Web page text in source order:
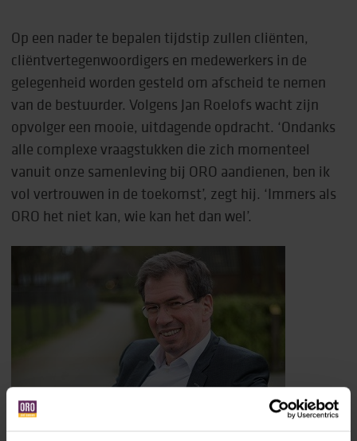
Op een nader te bepalen tijdstip zullen cliënten,
cliëntvertegenwoordigers en medewerkers in de
gelegenheid worden gesteld om afscheid te nemen
van de bestuurder. Volgens Jan Roelofs wacht zijn
opvolger een mooie, uitdagende opdracht. ‘Ondanks
alle complexe vraagstukken die zich momenteel
vanuit onze samenleving bij ORO aandienen, ben ik
vol vertrouwen in de toekomst’, zegt hij. ‘Immers als
ORO het niet kan, wie kan het dan wel’.